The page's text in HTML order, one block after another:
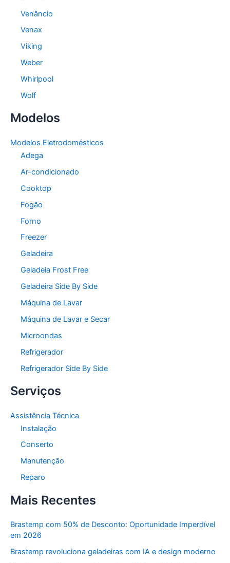
Venâncio
Venax
Viking
Weber
Whirlpool
Wolf
Modelos
Modelos Eletrodomésticos
Adega
Ar-condicionado
Cooktop
Fogão
Forno
Freezer
Geladeira
Geladeia Frost Free
Geladeira Side By Side
Máquina de Lavar
Máquina de Lavar e Secar
Microondas
Refrigerador
Refrigerador Side By Side
Serviços
Assistência Técnica
Instalação
Conserto
Manutenção
Reparo
Mais Recentes
Brastemp com 50% de Desconto: Oportunidade Imperdível
em 2026
Brastemp revoluciona geladeiras com IA e design moderno